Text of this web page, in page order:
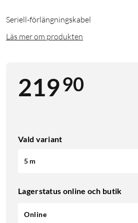
Seriell-förlängningskabel
Läs mer om produkten
21990
Vald variant
5 m
Lagerstatus online och butik
Online